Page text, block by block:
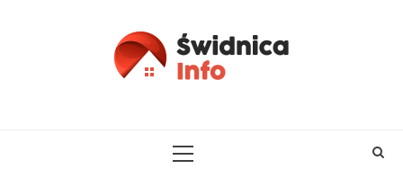
PRIMARY